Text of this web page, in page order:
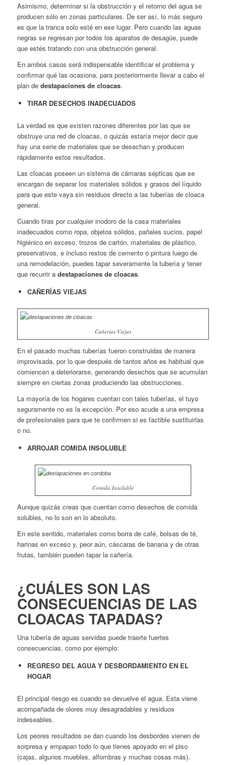
Asimismo, determinar si la obstrucción y el retorno del agua se
producen sólo en zonas particulares. De ser así, lo más seguro
es que la tranca solo esté en ese lugar. Pero cuando las aguas
negras se regresan por todos los aparatos de desagüe, puede
que estés tratando con una obstrucción general.
En ambos casos será indispensable identificar el problema y
confirmar qué las ocasiona, para posteriormente llevar a cabo el
plan de destapaciones de cloacas.
TIRAR DESECHOS INADECUADOS
La verdad es que existen razones diferentes por las que se
obstruye una red de cloacas, o quizás estaría mejor decir que
hay una serie de materiales que se desechan y producen
rápidamente estos resultados.
Las cloacas poseen un sistema de cámaras sépticas que se
encargan de separar los materiales sólidos y grasos del líquido
para que este vaya sin residuos directo a las tuberías de cloaca
general.
Cuando tiras por cualquier inodoro de la casa materiales
inadecuados como ropa, objetos sólidos, pañales sucios, papel
higiénico en exceso, trozos de cartón, materiales de plástico,
preservativos, e incluso restos de cemento o pintura luego de
una remodelación, puedes tapar severamente la tubería y tener
que recurrir a destapaciones de cloacas.
CAÑERÍAS VIEJAS
Cañerías Viejas
En el pasado muchas tuberías fueron construidas de manera
improvisada, por lo que después de tantos años es habitual que
comiencen a deteriorarse, generando desechos que se acumulan
siempre en ciertas zonas produciendo las obstrucciones.
La mayoría de los hogares cuentan con tales tuberías, el tuyo
seguramente no es la excepción. Por eso acude a una empresa
de profesionales para que te confirmen si es factible sustituirlas
o no.
ARROJAR COMIDA INSOLUBLE
Comida Insoluble
Aunque quizás creas que cuentan como desechos de comida
solubles, no lo son en lo absoluto.
En este sentido, materiales como borra de café, bolsas de té,
harinas en exceso y, peor aún, cáscaras de banana y de otras
frutas, también pueden tapar la cañería.
¿CUÁLES SON LAS
CONSECUENCIAS DE LAS
CLOACAS TAPADAS?
Una tubería de aguas servidas puede traerte fuertes
consecuencias, como por ejemplo:
REGRESO DEL AGUA Y DESBORDAMIENTO EN EL
HOGAR
El principal riesgo es cuando se devuelve el agua. Esta viene
acompañada de olores muy desagradables y residuos
indeseables.
Los peores resultados se dan cuando los desbordes vienen de
sorpresa y empapan todo lo que tienes apoyado en el piso
(cajas, algunos muebles, alfombras y muchas cosas más).